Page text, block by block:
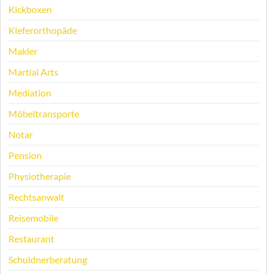
Kickboxen
Kieferorthopäde
Makler
Martial Arts
Mediation
Möbeltransporte
Notar
Pension
Physiotherapie
Rechtsanwalt
Reisemobile
Restaurant
Schuldnerberatung